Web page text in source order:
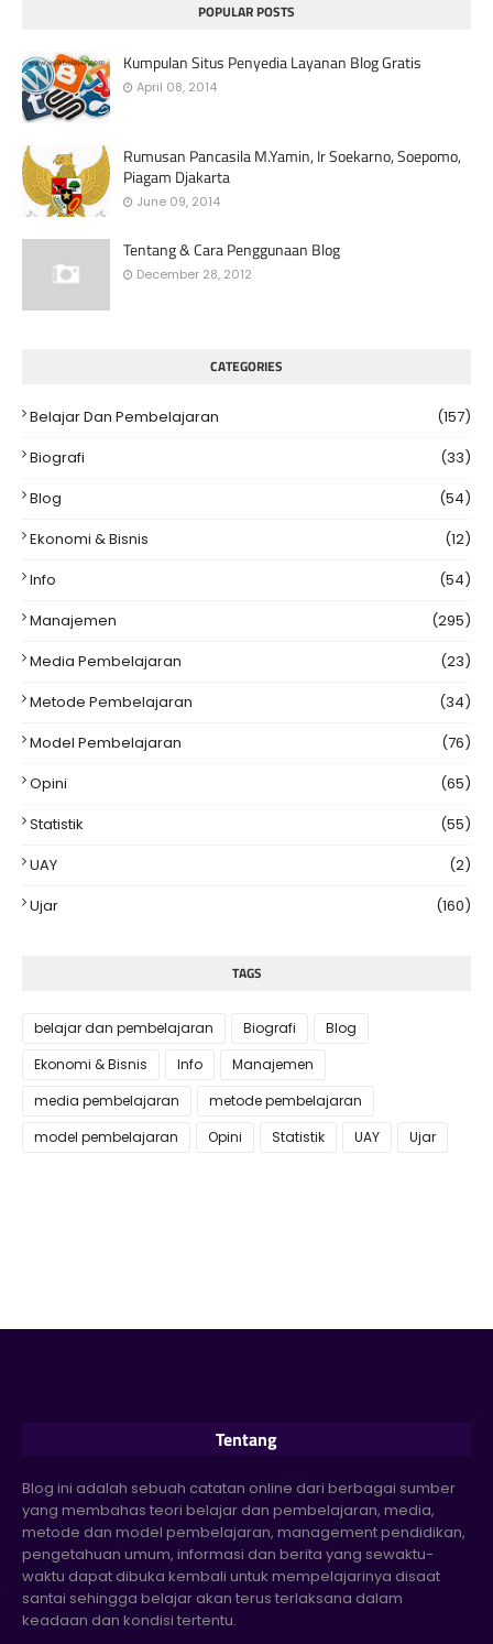
POPULAR POSTS
Kumpulan Situs Penyedia Layanan Blog Gratis
April 08, 2014
Rumusan Pancasila M.Yamin, Ir Soekarno, Soepomo,
Piagam Djakarta
June 09, 2014
Tentang & Cara Penggunaan Blog
December 28, 2012
CATEGORIES
Belajar Dan Pembelajaran
(157)
Biografi
(33)
Blog
(54)
Ekonomi & Bisnis
(12)
Info
(54)
Manajemen
(295)
Media Pembelajaran
(23)
Metode Pembelajaran
(34)
Model Pembelajaran
(76)
Opini
(65)
Statistik
(55)
UAY
(2)
Ujar
(160)
TAGS
belajar dan pembelajaran Biografi
Blog
Ekonomi & Bisnis
Info
Manajemen
media pembelajaran
metode pembelajaran
model pembelajaran
Opini Statistik UAY Ujar
Tentang
Blog ini adalah sebuah catatan online dari berbagai sumber
yang membahas teori belajar dan pembelajaran, media,
metode dan model pembelajaran, management pendidikan,
pengetahuan umum, informasi dan berita yang sewaktu-
waktu dapat dibuka kembali untuk mempelajarinya disaat
santai sehingga belajar akan terus terlaksana dalam
keadaan dan kondisi tertentu.